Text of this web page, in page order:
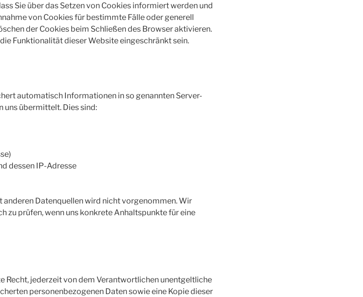
Sie über das Setzen von Cookies informiert werden und
von Cookies für bestimmte Fälle oder generell
der Cookies beim Schließen des Browser aktivieren.
Funktionalität dieser Website eingeschränkt sein.
automatisch Informationen in so genannten Server-
uns übermittelt. Dies sind:
dessen IP-Adresse
anderen Datenquellen wird nicht vorgenommen. Wir
zu prüfen, wenn uns konkrete Anhaltspunkte für eine
Recht, jederzeit von dem Verantwortlichen unentgeltliche
personenbezogenen Daten sowie eine Kopie dieser